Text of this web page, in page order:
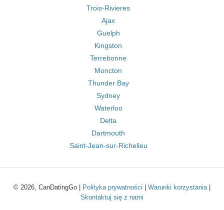
Trois-Rivieres
Ajax
Guelph
Kingston
Terrebonne
Moncton
Thunder Bay
Sydney
Waterloo
Delta
Dartmouth
Saint-Jean-sur-Richelieu
© 2026, CanDatingGo | Polityka prywatności Warunki korzystania|
Skontaktuj się z nami